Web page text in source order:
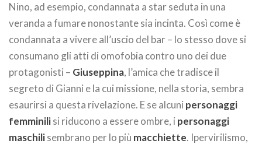
Nino, ad esempio, condannata a star seduta in una
veranda a fumare nonostante sia incinta. Così come è
condannata a vivere all’uscio del bar – lo stesso dove si
consumano gli atti di omofobia contro uno dei due
protagonisti – Giuseppina, l’amica che tradisce il
segreto di Gianni e la cui missione, nella storia, sembra
esaurirsi a questa rivelazione. E se alcuni personaggi
femminilisi riducono a essere ombre, i personaggi
maschilisembrano per lo più macchiette. Ipervirilismo,